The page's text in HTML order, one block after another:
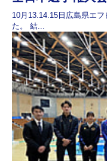
10月13.14.15日広島県エ
た。 結...